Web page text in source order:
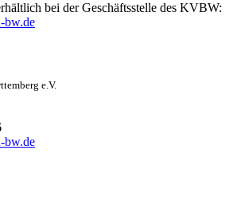
bei der Geschäftsstelle des KVBW:
bw.de
e.V.
bw.de